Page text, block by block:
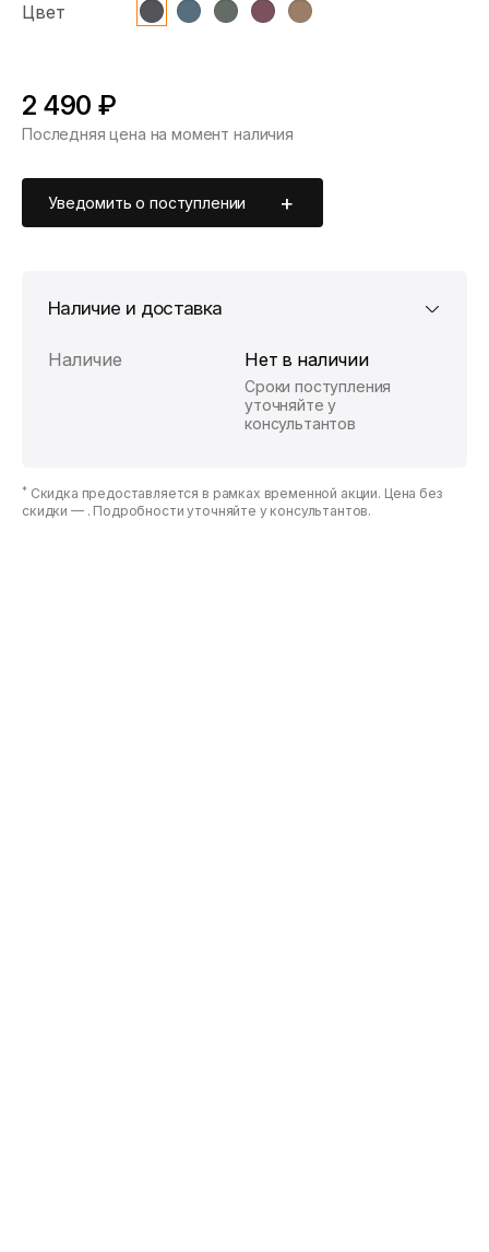
Цвет
2 490 ₽
Последняя цена на момент наличия
Уведомить о поступлении
Наличие и доставка
Наличие Нет в наличии
Сроки поступления
уточняйте у
консультантов
* Скидка предоставляется в рамках временной акции. Цена без
скидки — . Подробности уточняйте у консультантов.